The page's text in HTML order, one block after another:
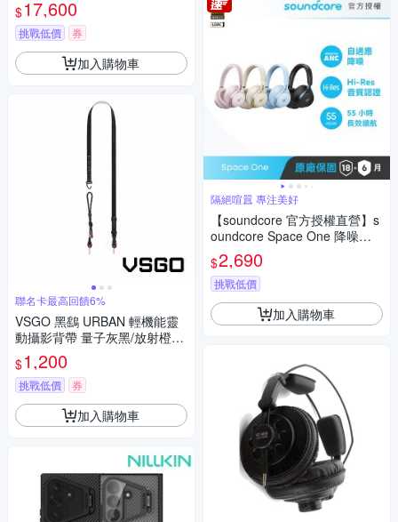
$17,600
挑戰低價 券
加入購物車
聯名卡最高回饋6%
VSGO 黑鷂 URBAN 輕機能靈
動攝影背帶 量子灰黑/放射橙綠
公司貨
$1,200
挑戰低價 券
加入購物車
隔絕喧囂 專注美好
【soundcore 官方授權直營】s
oundcore Space One 降噪藍
牙耳罩式耳機
$2,690
挑戰低價
加入購物車